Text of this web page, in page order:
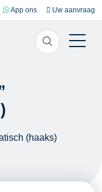
App ons Uw aanvraag
(haaks)